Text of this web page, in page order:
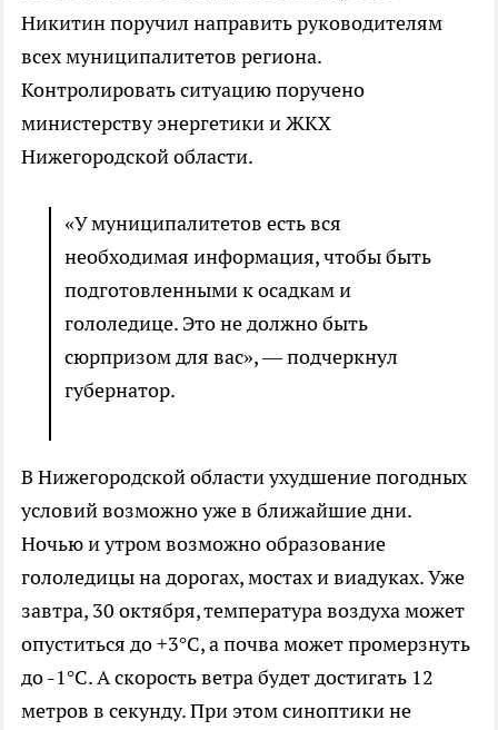
Никитин поручил направить руководителям
всех муниципалитетов региона.
Контролировать ситуацию поручено
министерству энергетики и ЖКХ
Нижегородской области.
«У муниципалитетов есть вся
необходимая информация, чтобы быть
подготовленными к осадкам и
гололедице. Это не должно быть
сюрпризом для вас», — подчеркнул
губернатор.
В Нижегородской области ухудшение погодных
условий возможно уже в ближайшие дни.
Ночью и утром возможно образование
гололедицы на дорогах, мостах и виадуках. Уже
завтра, 30 октября, температура воздуха может
опуститься до +3°С, а почва может промерзнуть
до -1°С. А скорость ветра будет достигать 12
метров в секунду. При этом синоптики не